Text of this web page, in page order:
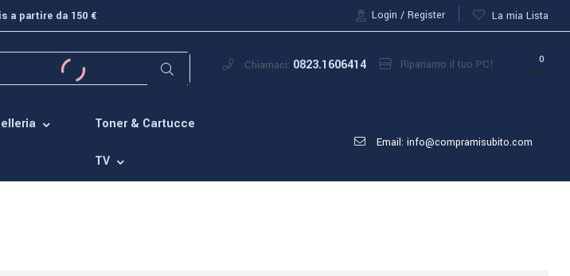
a partire da 150 € La mia Lista
Login Register
0
Chiamaci: 0823.1606414 Ripariamo il tuo PC!
Toner & Cartucce
TV
Email: info@compramisubito.com